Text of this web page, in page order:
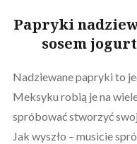
Papryki
sosem
Nadziewane papryki to
Meksyku robią je na
spróbować stworzyć
Jak wyszło – musicie